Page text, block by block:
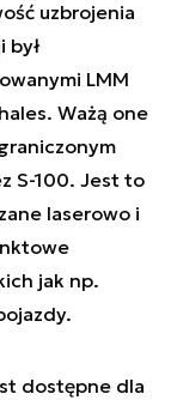
uzbrojenia
był
LMM
Ważą one
S-100. Jest to
laserowo i
jak np.
dostępne dla